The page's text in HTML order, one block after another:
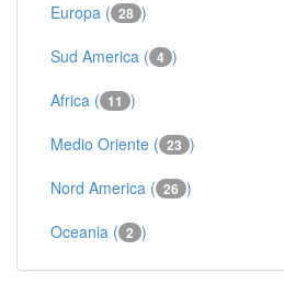
Europa ( 28 )
Sud America ( 4 )
Africa ( 11 )
Medio Oriente ( 23 )
Nord America ( 26 )
Oceania ( 2 )